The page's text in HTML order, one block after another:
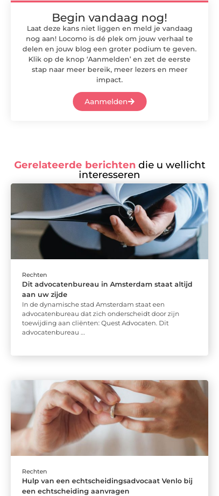
Begin vandaag nog!
Laat deze kans niet liggen en meld je vandaag
nog aan! Locomo is dé plek om jouw verhaal te
delen en jouw blog een groter podium te geven.
Klik op de knop ‘Aanmelden’ en zet de eerste
stap naar meer bereik, meer lezers en meer
impact.
Aanmelden
Gerelateerde berichten die u wellicht
interesseren
Rechten
Dit advocatenbureau in Amsterdam staat altijd
aan uw zijde
In de dynamische stad Amsterdam staat een
advocatenbureau dat zich onderscheidt door zijn
toewijding aan cliënten: Quest Advocaten. Dit
advocatenbureau ...
Rechten
Hulp van een echtscheidingsadvocaat Venlo bij
een echtscheiding aanvragen